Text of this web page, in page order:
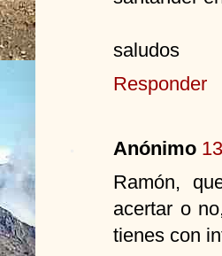
saludos
Responder
Anónimo
Ramón,
acertar o
tienes con